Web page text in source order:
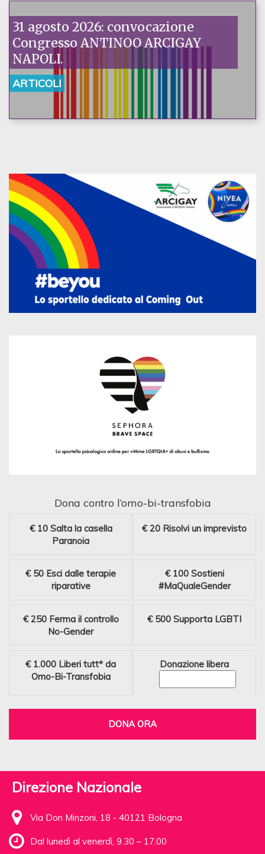
31 agosto 2026: convocazione
Congresso ANTINOO ARCIGAY
NAPOLI.
ARTICOLI
Dona contro l’omo-bi-transfobia
€ 10 Salta la casella
Paranoia
€ 20 Risolvi un imprevisto
€ 50 Esci dalle terapie
riparative
€ 100 Sostieni
#MaQualeGender
€ 250 Ferma il controllo
No-Gender
€ 500 Supporta LGBTI
€ 1.000 Liberi tutt* da
Omo-Bi-Transfobia
Donazione libera
DONA ORA
Direzione Nazionale
Via Don Minzoni, 18 - 40121 Bologna
Dal lunedì al venerdì, 9.30 – 17.00